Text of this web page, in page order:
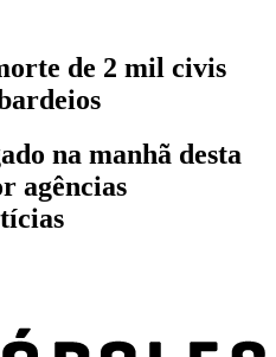
de 2 mil civis
na manhã desta
agências